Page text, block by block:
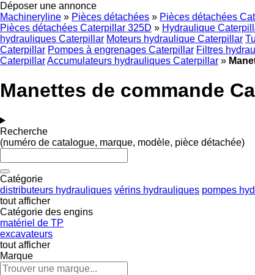
Déposer une annonce
Machineryline » Pièces détachées » Pièces détachées
Pièces détachées Caterpillar 325D » Hydraulique
hydrauliques Caterpillar Moteurs hydraulique Caterpillar
Caterpillar Pompes à engrenages Caterpillar Filtres
CaterpillarAccumulateurs hydrauliques Caterpillar »
Manettes de commande
Recherche
(numéro de catalogue, marque, modèle, pièce détachée)
Catégorie
distributeurs hydrauliques vérins hydrauliques pompes
tout afficher
Catégorie des engins
matériel de TP
excavateurs
tout afficher
Marque